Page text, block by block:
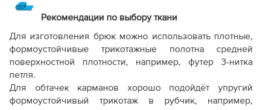
Рекомендации по выбору ткани
Для изготовления брюк можно использовать плотные,
формоустойчивые трикотажные полотна средней
поверхностной плотности, например, футер 3-нитка
петля.
Для обтачек карманов хорошо подойдёт упругий
формоустойчивый трикотаж в рубчик, например,